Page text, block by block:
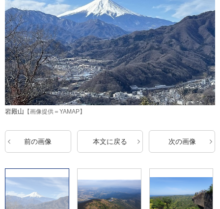
岩殿山 【画像提供＝YAMAP】
前の画像 本文に戻る 次の画像